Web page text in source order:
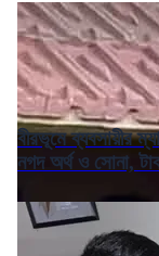
বীরভূমে ব্যবসায়ীর
নগদ অর্থ ও সোনা,